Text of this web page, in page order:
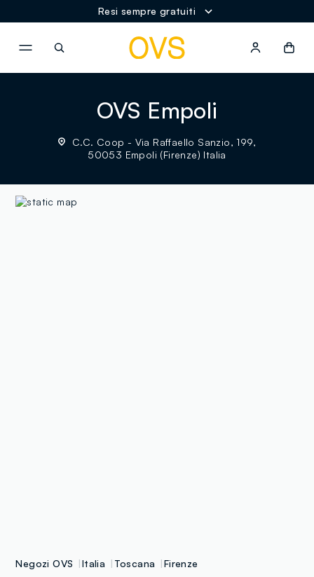
Resi sempre gratuiti
OVS Empoli
C.C. Coop - Via Raffaello Sanzio, 199,
50053 Empoli (Firenze) Italia
Negozi OVS Italia Toscana Firenze